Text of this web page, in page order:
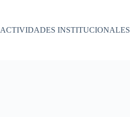
ACTIVIDADES INSTITUCIONALES